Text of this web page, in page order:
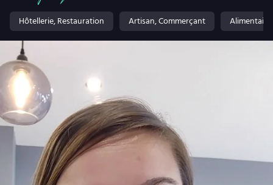
Hôtellerie, Restauration Artisan, Commerçant